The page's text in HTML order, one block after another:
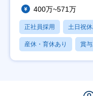
400万~571万
正社員採用 土日祝
産休・育休あり 賞与